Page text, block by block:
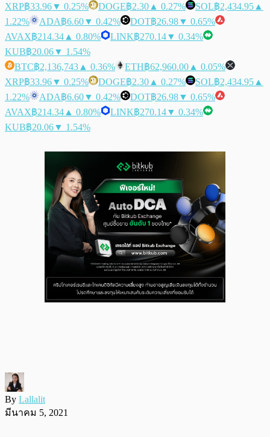
XRP฿33.96▼ 0.25% DOGE฿2.30 ▲ 0.27% SOL฿2,434.95 ▲
1.22%
ADA฿6.60▼ 0.42% DOT฿26.98▼ 0.65%
AVAX฿214.34 ▲ 0.80% LINK฿270.14▼ 0.34%
KUB฿20.06▼ 1.54%
BTC฿2,136,743 ▲ 0.36% ETH฿62,960.00 ▲ 0.05%
XRP฿33.96▼ 0.25% DOGE฿2.30 ▲ 0.27% SOL฿2,434.95 ▲
1.22%
ADA฿6.60▼ 0.42% DOT฿26.98▼ 0.65%
AVAX฿214.34 ▲ 0.80% LINK฿270.14▼ 0.34%
KUB฿20.06▼ 1.54%
By Lallalit
มีนาคม 5, 2021